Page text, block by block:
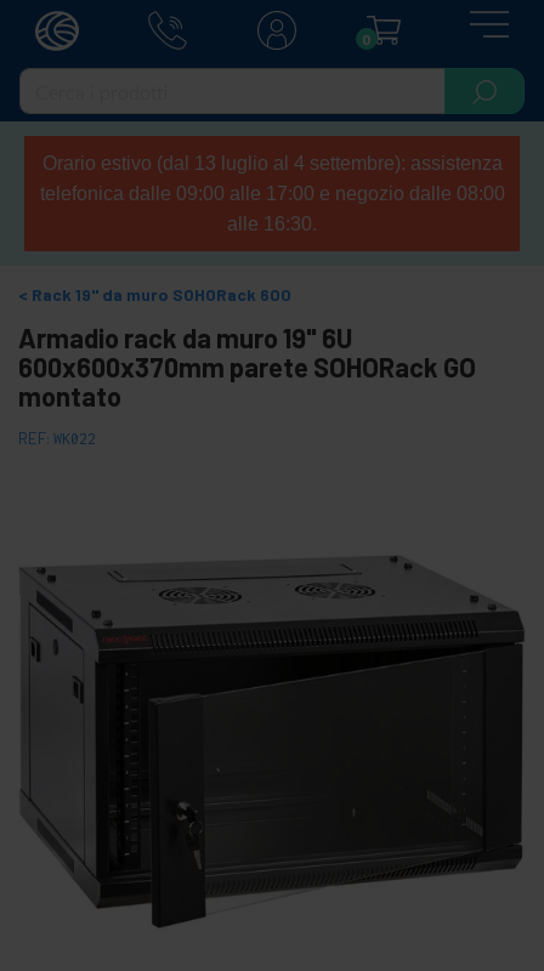
0
Orario estivo (dal 13 luglio al 4 settembre): assistenza
telefonica dalle 09:00 alle 17:00 e negozio dalle 08:00
alle 16:30.
Rack 19" da muro SOHORack 600
Armadio rack da muro 19" 6U
600x600x370mm parete SOHORack GO
montato
REF: WK022